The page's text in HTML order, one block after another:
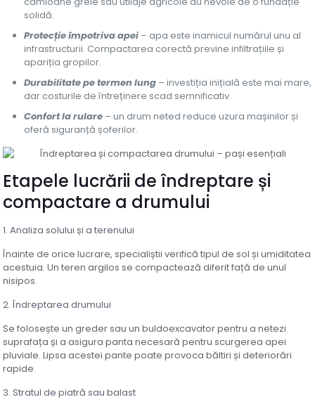
solidă.
Protecție împotriva apei – apa este inamicul numărul unu al
infrastructurii. Compactarea corectă previne infiltrațiile și
apariția gropilor.
Durabilitate pe termen lung – investiția inițială este mai mare,
dar costurile de întreținere scad semnificativ.
Confort la rulare – un drum neted reduce uzura mașinilor și
oferă siguranță șoferilor.
Etapele lucrării de îndreptare și
compactare a drumului
1. Analiza solului și a terenului
Înainte de orice lucrare, specialiștii verifică tipul de sol și umiditatea
acestuia. Un teren argilos se compactează diferit față de unul
nisipos.
2. Îndreptarea drumului
Se folosește un greder sau un buldoexcavator pentru a netezi
suprafața și a asigura panta necesară pentru scurgerea apei
pluviale. Lipsa acestei pante poate provoca băltiri și deteriorări
rapide.
3. Stratul de piatră sau balast